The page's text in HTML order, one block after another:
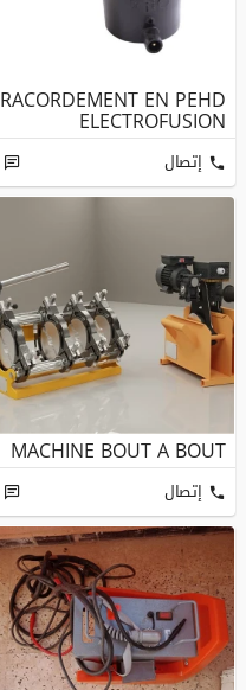
RACORDEMENT EN PEHD
ELECTROFUSION
إتصال
MACHINE BOUT A BOUT
إتصال